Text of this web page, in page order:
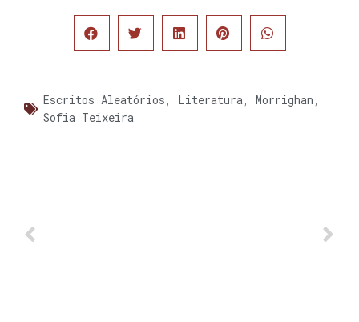
Escritos Aleatórios Literatura Morrighan
Sofia Teixeira